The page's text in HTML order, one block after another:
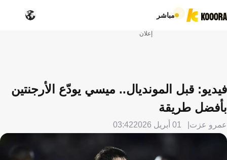
مباشر
إعلان
فيديو: قبل المونديال.. ميسي يودّع الأرجنتين
بأفضل طريقة
عمرو عزت 01 أبريل 2026 03:42